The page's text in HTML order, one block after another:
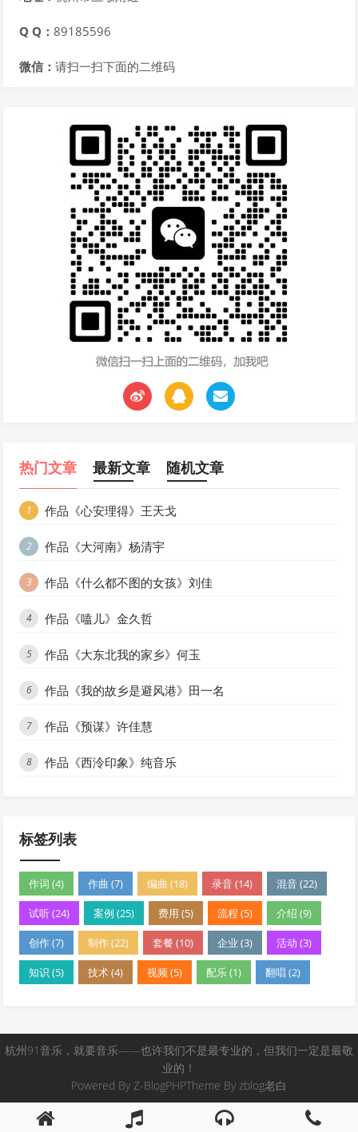
Q Q：89185596
微信：请扫一扫下面的二维码
热门文章 最新文章 随机文章
1 作品《心安理得》王天戈
2 作品《大河南》杨清宇
3 作品《什么都不图的女孩》刘佳
4 作品《嗑儿》金久哲
5 作品《大东北我的家乡》何玉
6 作品《我的故乡是避风港》田一名
7 作品《预谋》许佳慧
8 作品《西泠印象》纯音乐
标签列表
作词 (4) 作曲 (7) 编曲 (18) 录音 (14) 混音 (22)
试听 (24) 案例 (25) 费用 (5) 流程 (5) 介绍 (9)
创作 (7) 制作 (22) 套餐 (10) 企业 (3) 活动 (3)
知识 (5) 技术 (4) 视频 (5) 配乐 (1) 翻唱 (2)
杭州91音乐，就要音乐——也许我们不是最专业的，但我们一定是最敬
业的！
Powered By Z-BlogPHPTheme By zblog老白